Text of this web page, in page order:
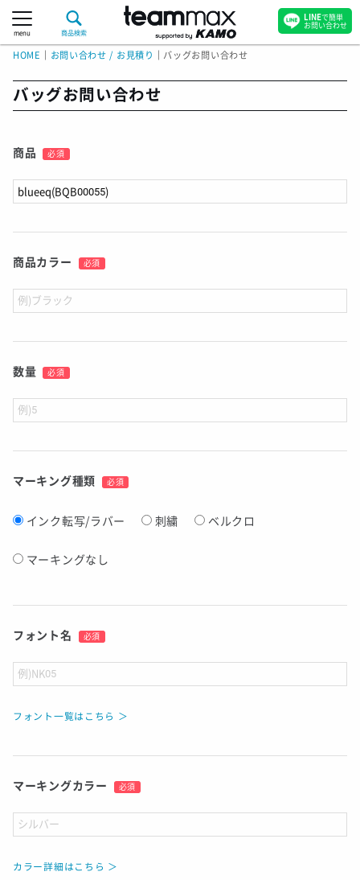
menu 商品検索
HOME お問い合わせ / お見積り バッグお問い合わせ
バッグお問い合わせ
商品 必須
商品カラー 必須
数量 必須
マーキング種類 必須
インク転写/ラバー 刺繍 ベルクロ
マーキングなし
フォント名 必須
フォント一覧はこちら ＞
マーキングカラー 必須
カラー詳細はこちら ＞
LINEで簡単
お問い合わせ